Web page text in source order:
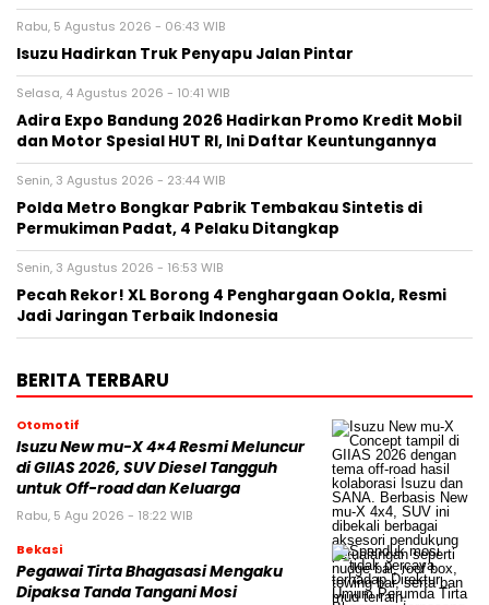
Rabu, 5 Agustus 2026 - 06:43 WIB
Isuzu Hadirkan Truk Penyapu Jalan Pintar
Selasa, 4 Agustus 2026 - 10:41 WIB
Adira Expo Bandung 2026 Hadirkan Promo Kredit Mobil
dan Motor Spesial HUT RI, Ini Daftar Keuntungannya
Senin, 3 Agustus 2026 - 23:44 WIB
Polda Metro Bongkar Pabrik Tembakau Sintetis di
Permukiman Padat, 4 Pelaku Ditangkap
Senin, 3 Agustus 2026 - 16:53 WIB
Pecah Rekor! XL Borong 4 Penghargaan Ookla, Resmi
Jadi Jaringan Terbaik Indonesia
BERITA TERBARU
Otomotif
Isuzu New mu-X 4×4 Resmi Meluncur
di GIIAS 2026, SUV Diesel Tangguh
untuk Off-road dan Keluarga
Rabu, 5 Agu 2026 - 18:22 WIB
Bekasi
Pegawai Tirta Bhagasasi Mengaku
Dipaksa Tanda Tangani Mosi